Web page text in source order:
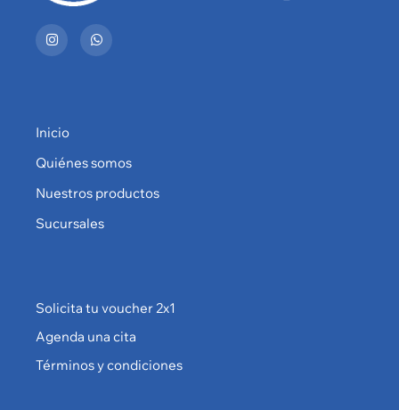
Inicio
Quiénes somos
Nuestros productos
Sucursales
Solicita tu voucher 2x1
Agenda una cita
Términos y condiciones